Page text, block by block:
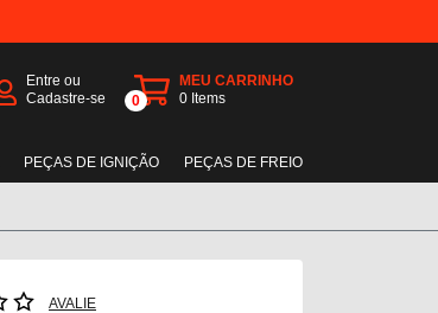
Entre ou
Cadastre-se
0
MEU CARRINHO
0 Items
PEÇAS DE IGNIÇÃO PEÇAS DE FREIO
AVALIE